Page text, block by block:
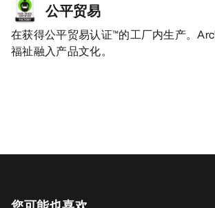
公平贸易
在获得公平贸易认证™的工厂内生产。
福祉融入产品文化。